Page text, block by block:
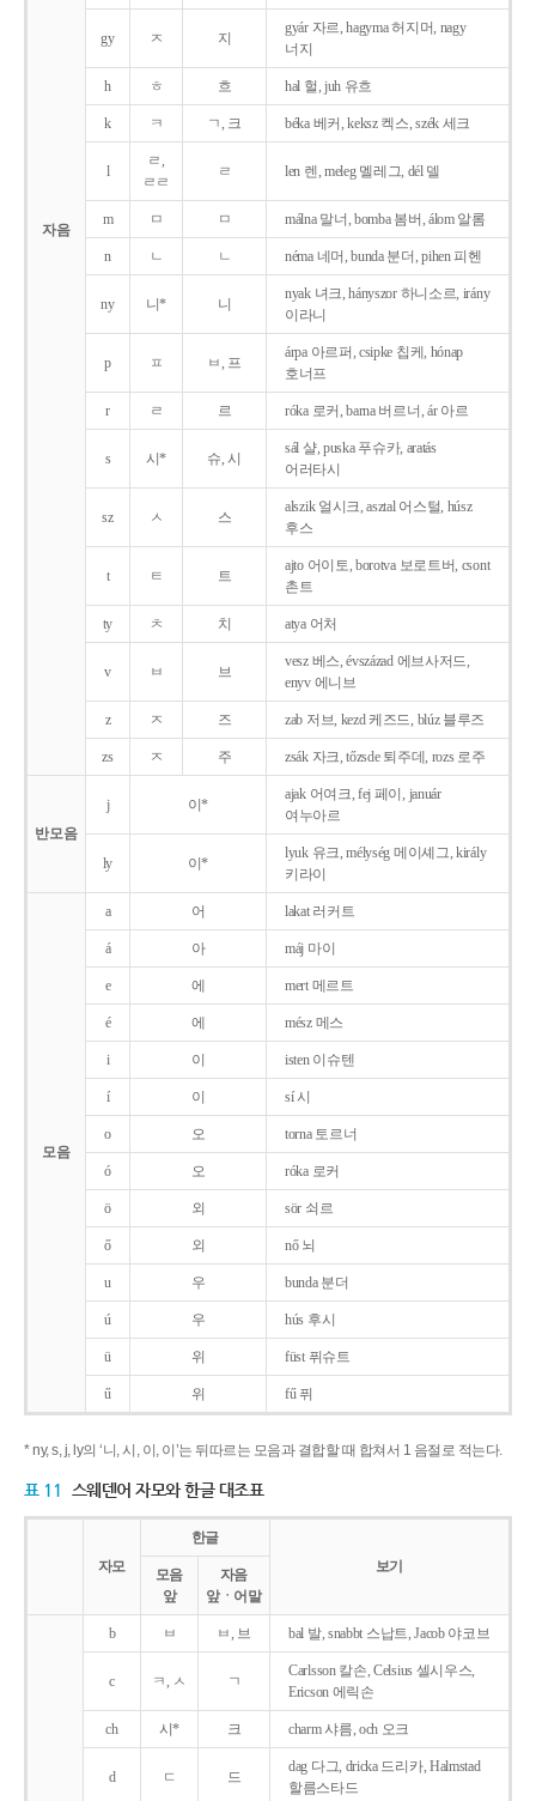
자음
gy ㅈ 지
gyár 자르, hagyma 허지머, nagy
너지
h ㅎ 흐 hal 헐, juh 유흐
k ㅋ ㄱ, 크 béka 베커, keksz 켁스, szék 세크
l
ㄹ,
ㄹㄹ
ㄹ len 렌, meleg 멜레그, dél 델
m ㅁ ㅁ málna 말너, bomba 봄버, álom 알롬
n ㄴ ㄴ néma 네머, bunda 분더, pihen 피헨
ny 니* 니
nyak 녀크, hányszor 하니소르, irány
이라니
p ㅍ ㅂ, 프
árpa 아르퍼, csipke 칩케, hónap
호너프
r ㄹ 르 róka 로커, barna 버르너, ár 아르
s 시* 슈, 시
sál 샬, puska 푸슈카, aratás
어러타시
sz ㅅ 스
alszik 얼시크, asztal 어스털, húsz
후스
t ㅌ 트
ajto 어이토, borotva 보로트버, csont
촌트
ty ㅊ 치 atya 어처
v ㅂ 브
vesz 베스, évszázad 에브사저드,
enyv 에니브
z ㅈ 즈 zab 저브, kezd 케즈드, blúz 블루즈
zs ㅈ 주 zsák 자크, tőzsde 퇴주데, rozs 로주
반모음
j 이*
ajak 어여크, fej 페이, január
여누아르
ly 이*
lyuk 유크, mélység 메이셰그, király
키라이
모음
a 어 lakat 러커트
á 아 máj 마이
e 에 mert 메르트
é 에 mész 메스
i 이 isten 이슈텐
í 이 sí 시
o 오 torna 토르너
ó 오 róka 로커
ö 외 sör 쇠르
ő 외 nő 뇌
u 우 bunda 분더
ú 우 hús 후시
ü 위 füst 퓌슈트
ű 위 fű 퓌
* ny, s, j, ly의 ‘니, 시, 이, 이’는 뒤따르는 모음과 결합할 때 합쳐서 1 음절로 적는다.
표 11 스웨덴어 자모와 한글 대조표
자모
한글
보기
모음
앞
자음
앞ㆍ어말
b ㅂ ㅂ, 브 bal 발, snabbt 스납트, Jacob 야코브
c ㅋ, ㅅ ㄱ
Carlsson 칼손, Celsius 셀시우스,
Ericson 에릭손
ch 시* 크 charm 샤름, och 오크
d ㄷ 드
dag 다그, dricka 드리카, Halmstad
할름스타드